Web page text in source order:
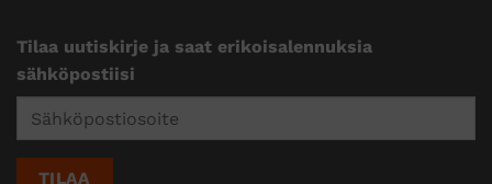
Tilaa uutiskirje ja saat erikoisalennuksia
sähköpostiisi